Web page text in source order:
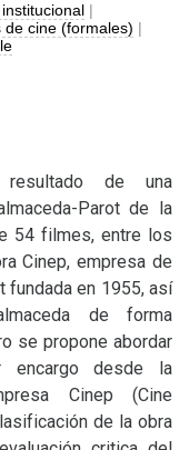
|
de cine (formales) |
de una
Parot de la
54 filmes, entre los
Cinep, empresa de
fundada en 1955, así
de forma
se propone abordar
encargo desde la
Cinep (Cine
de la obra